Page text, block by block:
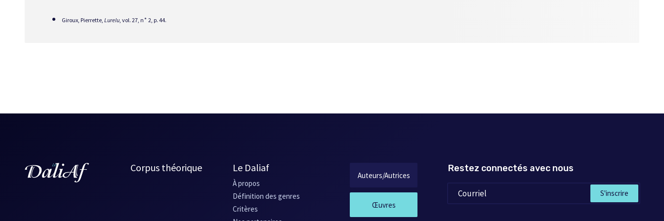
Giroux, Pierrette, Lurelu, vol. 27, n˚ 2, p. 44.
Corpus théorique Le Daliaf
À propos
Définition des genres
Critères
Auteurs/Autrices
Œuvres
Restez connectés avec nous
S'inscrire